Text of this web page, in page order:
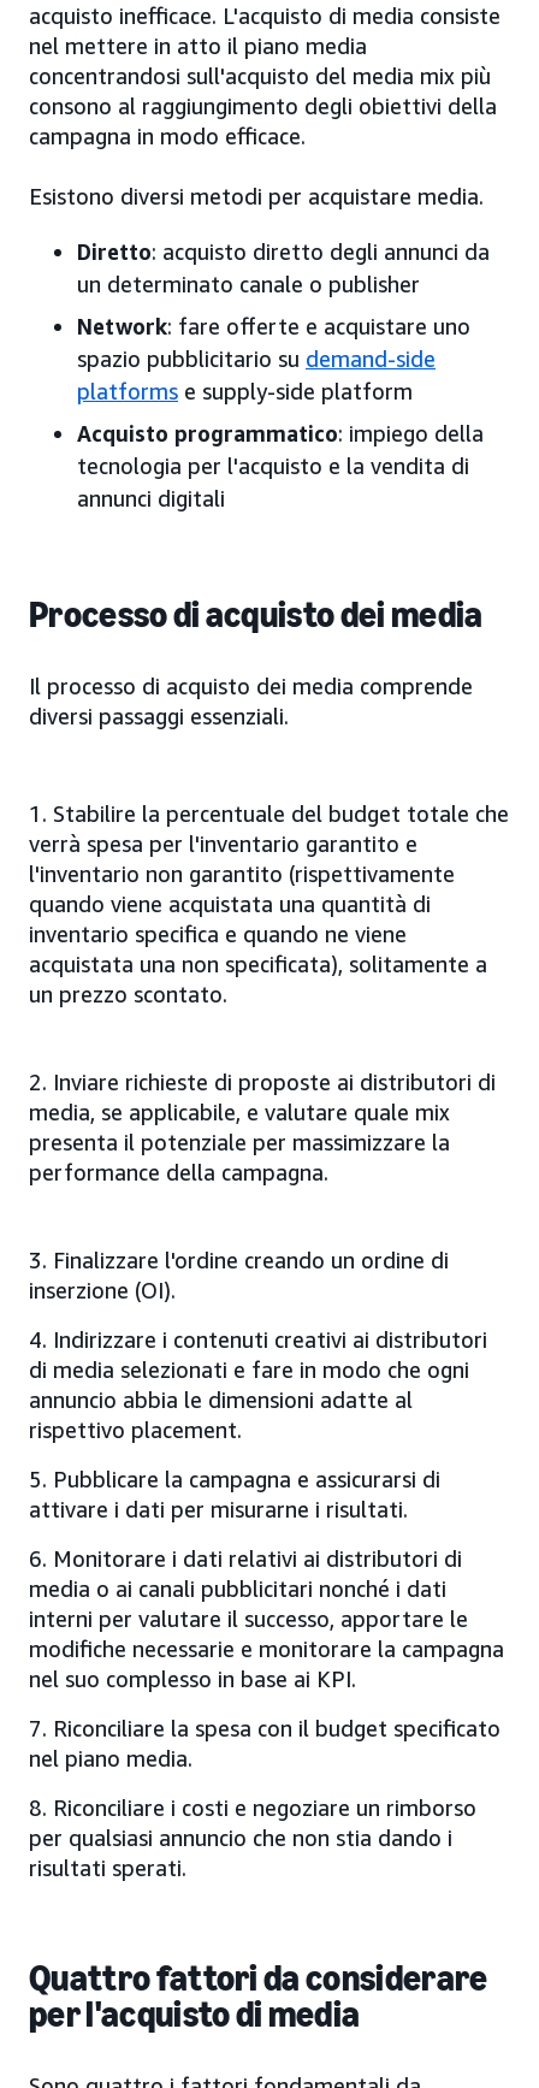
acquisto inefficace. L'acquisto di media consiste
nel mettere in atto il piano media
concentrandosi sull'acquisto del media mix più
consono al raggiungimento degli obiettivi della
campagna in modo efficace.
Esistono diversi metodi per acquistare media.
Diretto: acquisto diretto degli annunci da
un determinato canale o publisher
Network: fare offerte e acquistare uno
spazio pubblicitario su demand-side
platforms e supply-side platform
Acquisto programmatico: impiego della
tecnologia per l'acquisto e la vendita di
annunci digitali
Processo di acquisto dei media
Il processo di acquisto dei media comprende
diversi passaggi essenziali.
1. Stabilire la percentuale del budget totale che
verrà spesa per l'inventario garantito e
l'inventario non garantito (rispettivamente
quando viene acquistata una quantità di
inventario specifica e quando ne viene
acquistata una non specificata), solitamente a
un prezzo scontato.
2. Inviare richieste di proposte ai distributori di
media, se applicabile, e valutare quale mix
presenta il potenziale per massimizzare la
performance della campagna.
3. Finalizzare l'ordine creando un ordine di
inserzione (OI).
4. Indirizzare i contenuti creativi ai distributori
di media selezionati e fare in modo che ogni
annuncio abbia le dimensioni adatte al
rispettivo placement.
5. Pubblicare la campagna e assicurarsi di
attivare i dati per misurarne i risultati.
6. Monitorare i dati relativi ai distributori di
media o ai canali pubblicitari nonché i dati
interni per valutare il successo, apportare le
modifiche necessarie e monitorare la campagna
nel suo complesso in base ai KPI.
7. Riconciliare la spesa con il budget specificato
nel piano media.
8. Riconciliare i costi e negoziare un rimborso
per qualsiasi annuncio che non stia dando i
risultati sperati.
Quattro fattori da considerare
per l'acquisto di media